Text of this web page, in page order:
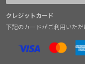
クレジットカード
下記のカードがご利用いただ